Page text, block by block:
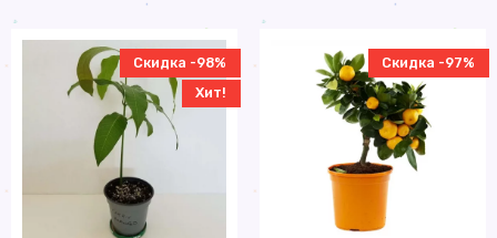
Скидка -98%
Хит!
Скидка -97%